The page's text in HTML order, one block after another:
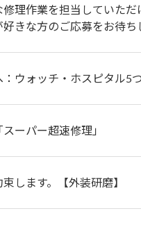
理作業を担当していた
きな方のご応募をお待ち
ウォッチ・ホスピタル5
ーパー超速修理」
します。【外装研磨】